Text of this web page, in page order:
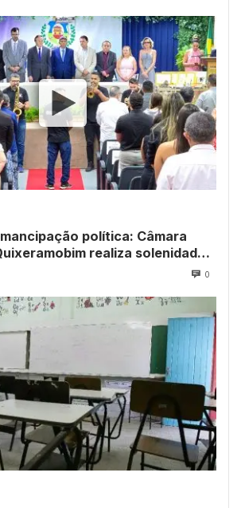
política: Câmara
realiza solenidade
comendas e títulos
0